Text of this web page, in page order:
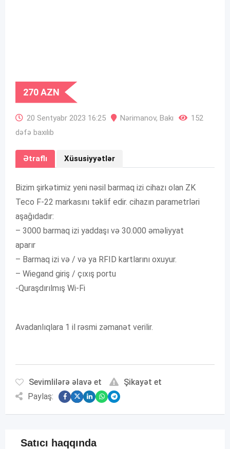
270AZN
20 Sentyabr 2023 16:25 Nərimanov, Bakı
152
dəfə baxılıb
Ətraflı Xüsusiyyətlər
Bizim şirkətimiz yeni nəsil barmaq izi cihazı olan ZK
Teco F-22 markasını təklif edir. cihazın parametrləri
aşağıdadır:
– 3000 barmaq izi yaddaşı və 30.000 əməliyyat
aparır
– Barmaq izi və / və ya RFID kartlarını oxuyur.
– Wiegand giriş / çıxış portu
-Quraşdırılmış Wi-Fi
Avadanlıqlara 1 il rəsmi zəmanət verilir.
Sevimlilərə əlavə et
Şikayət et
Paylaş:
Satıcı haqqında